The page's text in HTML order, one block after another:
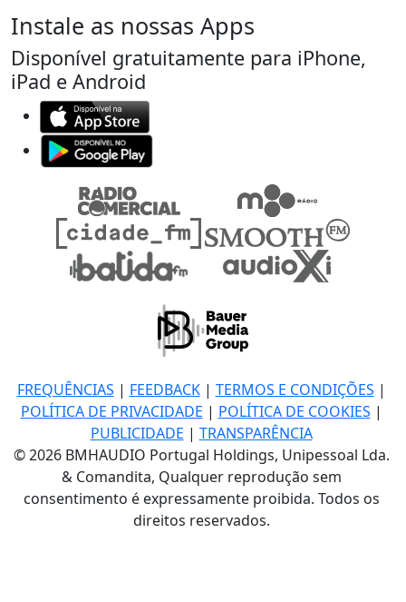
Instale as nossas Apps
Disponível gratuitamente para iPhone,
iPad e Android
FREQUÊNCIAS | FEEDBACK| TERMOS E CONDIÇÕES |
POLÍTICA DE PRIVACIDADE | POLÍTICA DE COOKIES |
PUBLICIDADE | TRANSPARÊNCIA
© 2026 BMHAUDIO Portugal Holdings, Unipessoal Lda.
& Comandita, Qualquer reprodução sem
consentimento é expressamente proibida. Todos os
direitos reservados.